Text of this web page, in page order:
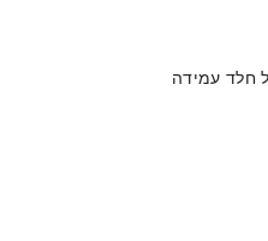
מסוג 304, נירוסטה אל חלד עמידה